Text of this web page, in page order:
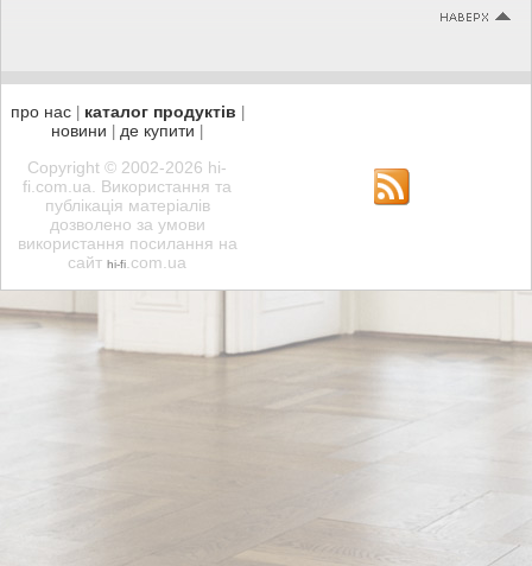
про нас| каталог продуктів
новини де купити
Copyright © 2002-2026 hi-
fi.com.ua. Використання та
публікація матеріалів
дозволено за умови
використання посилання на
сайт hi-fi .com.ua